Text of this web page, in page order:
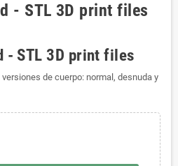
- STL 3D print files
- STL 3D print files
de cuerpo: normal, desnuda y